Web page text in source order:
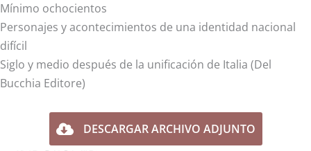
Mínimo ochocientos
Personajes y acontecimientos de una identidad nacional
difícil
Siglo y medio después de la unificación de Italia (Del
Bucchia Editore)
DESCARGAR ARCHIVO ADJUNTO